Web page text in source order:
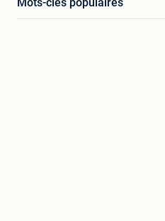
Mots-clés populaires